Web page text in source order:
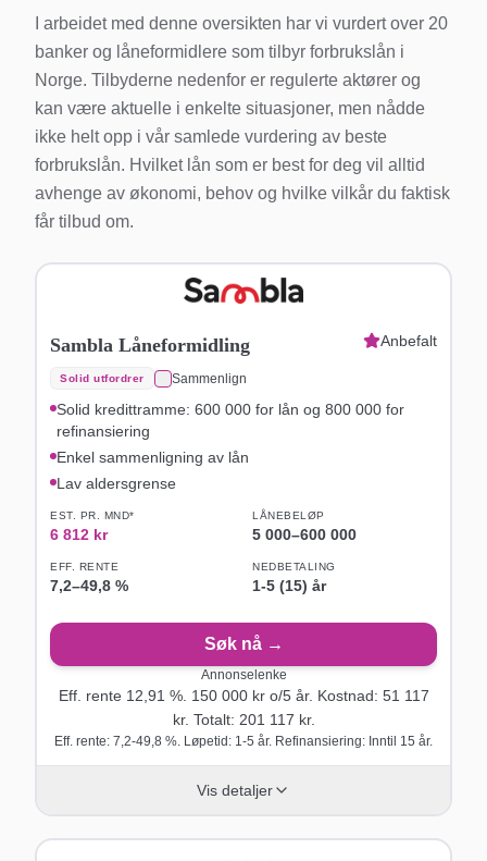
I arbeidet med denne oversikten har vi vurdert over 20
banker og låneformidlere som tilbyr forbrukslån i
Norge. Tilbyderne nedenfor er regulerte aktører og
kan være aktuelle i enkelte situasjoner, men nådde
ikke helt opp i vår samlede vurdering av beste
forbrukslån. Hvilket lån som er best for deg vil alltid
avhenge av økonomi, behov og hvilke vilkår du faktisk
får tilbud om.
Sambla Låneformidling
Solid utfordrer Sammenlign
Anbefalt
Solid kredittramme: 600 000 for lån og 800 000 for
refinansiering
Enkel sammenligning av lån
Lav aldersgrense
EST. PR. MND*
6 812 kr
LÅNEBELØP
5 000–600 000
EFF. RENTE
7,2–49,8 %
NEDBETALING
1-5 (15) år
Søk nå →
Annonselenke
Eff. rente 12,91 %. 150 000kr o/5år. Kostnad: 51 117
kr. Totalt: 201 117 kr.
Eff. rente: 7,2-49,8 %. Løpetid: 1-5 år. Refinansiering: Inntil 15 år.
Vis detaljer